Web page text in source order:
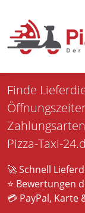
Finde
Pizza-Taxi-
🚀 Schnell
⭐ Bewertungen
💳 PayPal, Karte